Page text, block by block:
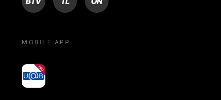
MOBILE APP
yoU@B